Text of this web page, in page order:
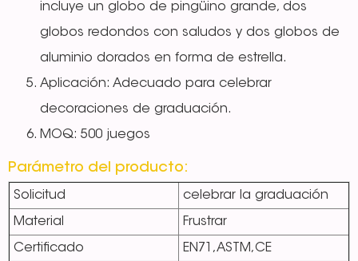
incluye un globo de pingüino grande, dos
globos redondos con saludos y dos globos de
aluminio dorados en forma de estrella.
Aplicación: Adecuado para celebrar
decoraciones de graduación.
MOQ: 500 juegos
Parámetro del producto:
Solicitud celebrar la graduación
Material Frustrar
Certificado EN71,ASTM,CE